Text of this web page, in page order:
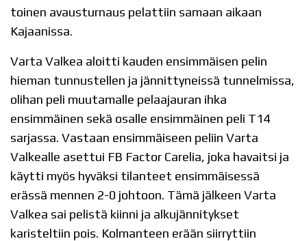
toinen avausturnaus pelattiin samaan aikaan
Kajaanissa.
Varta Valkea aloitti kauden ensimmäisen pelin
hieman tunnustellen ja jännittyneissä tunnelmissa,
olihan peli muutamalle pelaajauran ihka
ensimmäinen sekä osalle ensimmäinen peli T14
sarjassa. Vastaan ensimmäiseen peliin Varta
Valkealle asettui FB Factor Carelia, joka havaitsi ja
käytti myös hyväksi tilanteet ensimmäisessä
erässä mennen 2-0 johtoon. Tämä jälkeen Varta
Valkea sai pelistä kiinni ja alkujännitykset
karisteltiin pois. Kolmanteen erään siirryttiin